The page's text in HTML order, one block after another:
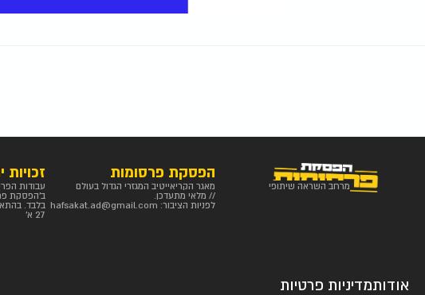
מרחב השראה שיתופי
הפסקת פרסומות
מאגר הקריאייטיב המגזרי הגדול בעולם
// מלאי מתעדכן.
לפניות הציבור: hafsakat.ad@gmail.com
זכויות
עבודות
ב'הפסקת
בלבד.
27 א'
אודותמדיניות פרטיות